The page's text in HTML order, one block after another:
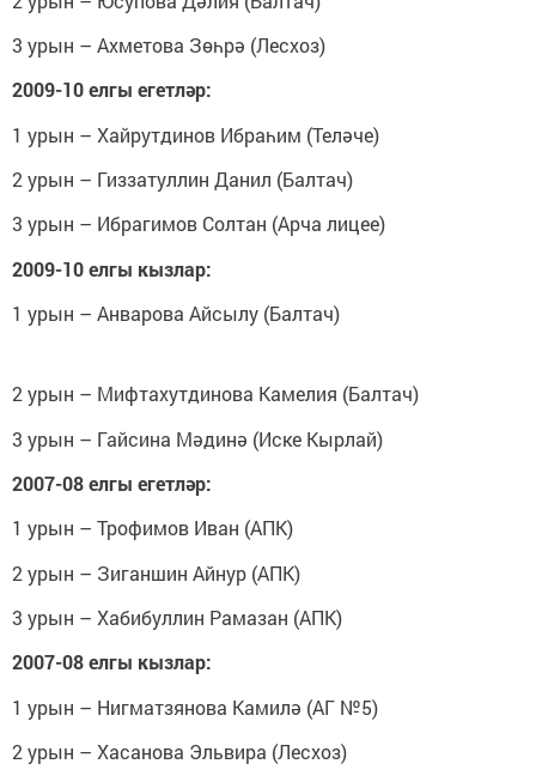
3 урын – Ахметова Зөһрә (Лесхоз)
2009-10 елгы егетләр:
1 урын – Хайрутдинов Ибраһим (Теләче)
2 урын – Гиззатуллин Данил (Балтач)
3 урын – Ибрагимов Солтан (Арча лицее)
2009-10 елгы кызлар:
1 урын – Анварова Айсылу (Балтач)
2 урын – Мифтахутдинова Камелия (Балтач)
3 урын – Гайсина Мәдинә (Иске Кырлай)
2007-08 елгы егетләр:
1 урын – Трофимов Иван (АПК)
2 урын – Зиганшин Айнур (АПК)
3 урын – Хабибуллин Рамазан (АПК)
2007-08 елгы кызлар:
1 урын – Нигматзянова Камилә (АГ №5)
2 урын – Хасанова Эльвира (Лесхоз)